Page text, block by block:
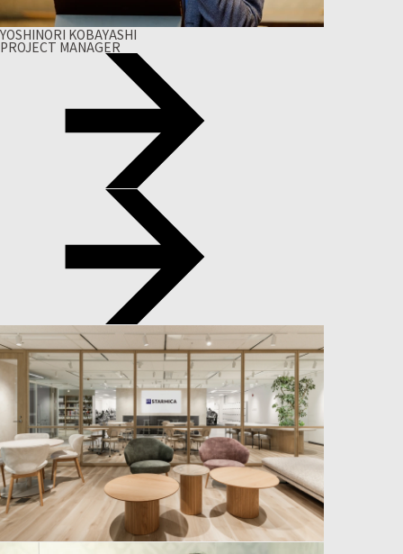
YOSHINORI KOBAYASHI
PROJECT MANAGER